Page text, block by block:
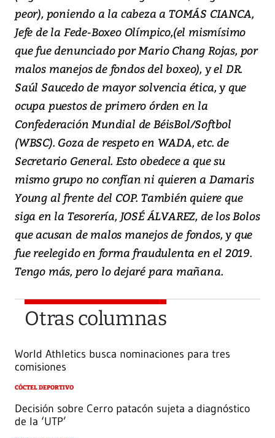
peor), poniendo a la cabeza a TOMÁS CIANCA,
Jefe de la Fede-Boxeo Olímpico,(el mismísimo
que fue denunciado por Mario Chang Rojas, por
malos manejos de fondos del boxeo), y el DR.
Saúl Saucedo de mayor solvencia ética, y que
ocupa puestos de primero órden en la
Confederación Mundial de BéisBol/Softbol
(WBSC). Goza de respeto en WADA, etc. de
Secretario General. Esto obedece a que su
mismo grupo no confían ni quieren a Damaris
Young al frente del COP. También quiere que
siga en la Tesorería, JOSÉ ÁLVAREZ, de los Bolos
que acusan de malos manejos de fondos, y que
fue reelegido en forma fraudulenta en el 2019.
Tengo más, pero lo dejaré para mañana.
Otras columnas
World Athletics busca nominaciones para tres
comisiones
CÓCTEL DEPORTIVO
Decisión sobre Cerro patacón sujeta a diagnóstico
de la ‘UTP’